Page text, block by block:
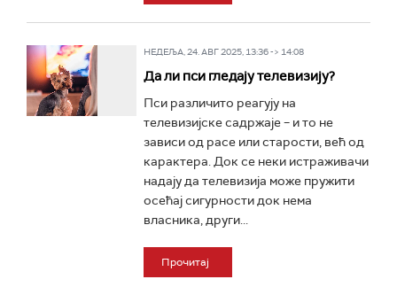
НЕДЕЉА, 24. АВГ 2025, 13:36 -> 14:08
Да ли пси гледају телевизију?
Пси различито реагују на
телевизијске садржаје – и то не
зависи од расе или старости, већ од
карактера. Док се неки истраживачи
надају да телевизија може пружити
осећај сигурности док нема
власника, други...
Прочитај